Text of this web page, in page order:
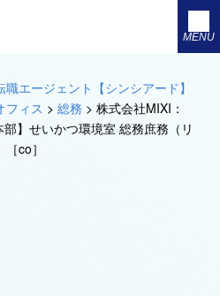
MENU
エージェント【シンシアード】
フィス > 総務 > 株式会社MIXI：
】せいかつ環境室 総務庶務（リ
co］